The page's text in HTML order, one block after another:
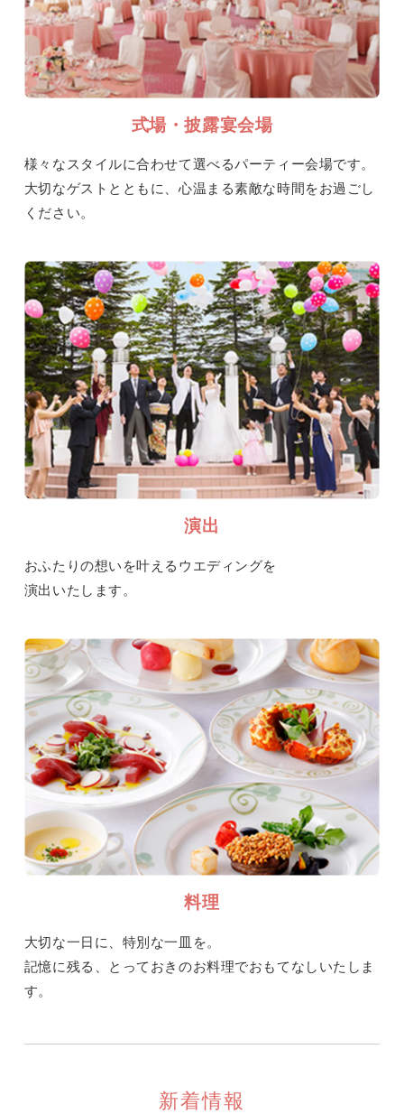
式場・披露宴会場
様々なスタイルに合わせて選べるパーティー会場です。
大切なゲストとともに、心温まる素敵な時間をお過ごし
ください。
演出
おふたりの想いを叶えるウエディングを
演出いたします。
料理
大切な一日に、特別な一皿を。
記憶に残る、とっておきのお料理でおもてなしいたしま
す。
新着情報